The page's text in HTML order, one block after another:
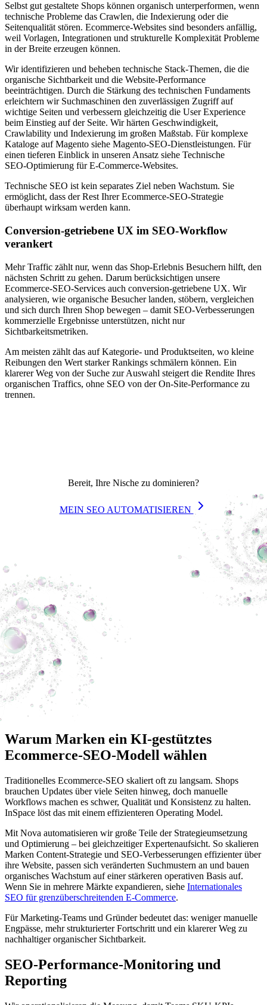
Selbst gut gestaltete Shops können organisch unterperformen, wenn
technische Probleme das Crawlen, die Indexierung oder die
Seitenqualität stören. Ecommerce‑Websites sind besonders anfällig,
weil Vorlagen, Integrationen und strukturelle Komplexität Probleme
in der Breite erzeugen können.
Wir identifizieren und beheben technische Stack‑Themen, die die
organische Sichtbarkeit und die Website‑Performance
beeinträchtigen. Durch die Stärkung des technischen Fundaments
erleichtern wir Suchmaschinen den zuverlässigen Zugriff auf
wichtige Seiten und verbessern gleichzeitig die User Experience
beim Einstieg auf der Seite. Wir härten Geschwindigkeit,
Crawlability und Indexierung im großen Maßstab. Für komplexe
Kataloge auf Magento siehe Magento‑SEO‑Dienstleistungen. Für
einen tieferen Einblick in unseren Ansatz siehe Technische
SEO‑Optimierung für E‑Commerce‑Websites.
Technische SEO ist kein separates Ziel neben Wachstum. Sie
ermöglicht, dass der Rest Ihrer Ecommerce‑SEO‑Strategie
überhaupt wirksam werden kann.
Conversion‑getriebene UX im SEO‑Workflow
verankert
Mehr Traffic zählt nur, wenn das Shop‑Erlebnis Besuchern hilft, den
nächsten Schritt zu gehen. Darum berücksichtigen unsere
Ecommerce‑SEO‑Services auch conversion‑getriebene UX. Wir
analysieren, wie organische Besucher landen, stöbern, vergleichen
und sich durch Ihren Shop bewegen – damit SEO‑Verbesserungen
kommerzielle Ergebnisse unterstützen, nicht nur
Sichtbarkeitsmetriken.
Am meisten zählt das auf Kategorie‑ und Produktseiten, wo kleine
Reibungen den Wert starker Rankings schmälern können. Ein
klarerer Weg von der Suche zur Auswahl steigert die Rendite Ihres
organischen Traffics, ohne SEO von der On‑Site‑Performance zu
trennen.
Bereit, Ihre Nische zu dominieren?
MEIN SEO AUTOMATISIEREN
Warum Marken ein KI‑gestütztes
Ecommerce‑SEO‑Modell wählen
Traditionelles Ecommerce‑SEO skaliert oft zu langsam. Shops
brauchen Updates über viele Seiten hinweg, doch manuelle
Workflows machen es schwer, Qualität und Konsistenz zu halten.
InSpace löst das mit einem effizienteren Operating Model.
Mit Nova automatisieren wir große Teile der Strategieumsetzung
und Optimierung – bei gleichzeitiger Expertenaufsicht. So skalieren
Marken Content‑Strategie und SEO‑Verbesserungen effizienter über
ihre Website, passen sich veränderten Suchmustern an und bauen
organisches Wachstum auf einer stärkeren operativen Basis auf.
Wenn Sie in mehrere Märkte expandieren, siehe Internationales
SEO für grenzüberschreitenden E‑Commerce.
Für Marketing‑Teams und Gründer bedeutet das: weniger manuelle
Engpässe, mehr strukturierter Fortschritt und ein klarerer Weg zu
nachhaltiger organischer Sichtbarkeit.
SEO‑Performance‑Monitoring und
Reporting